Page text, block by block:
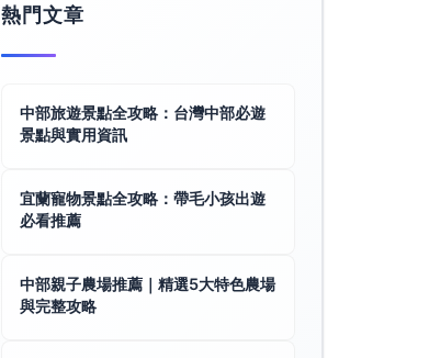
熱門文章
中部旅遊景點全攻略：台灣中部必遊
景點與實用資訊
宜蘭寵物景點全攻略：帶毛小孩出遊
必看推薦
中部親子農場推薦｜精選5大特色農場
與完整攻略